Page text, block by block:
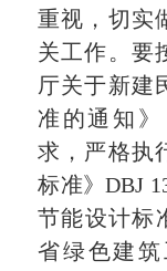
重视，切实
关工作。要
厅关于新建
准的通知
求，严格执
标准》DBJ
节能设计标
省绿色建筑